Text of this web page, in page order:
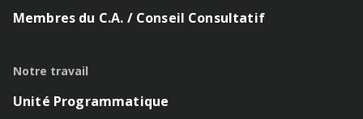
Membres du C.A. / Conseil Consultatif
Notre travail
Unité Programmatique